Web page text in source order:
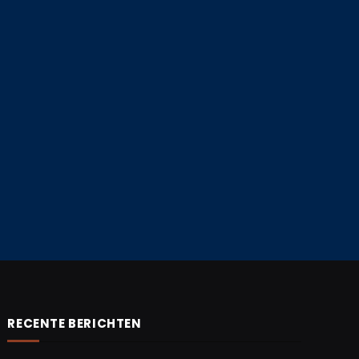
RECENTE BERICHTEN